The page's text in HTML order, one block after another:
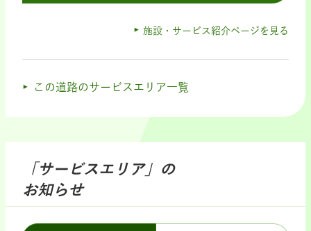
施設・サービス紹介ページを見る
この道路のサービスエリア一覧
「サービスエリア」の
お知らせ